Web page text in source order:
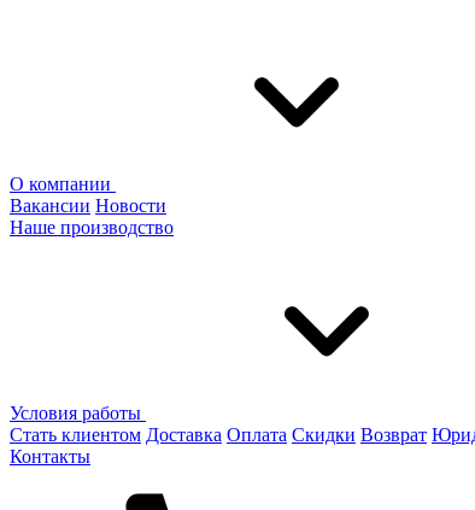
О компании
Вакансии Новости
Наше производство
Условия работы
Стать клиентом Доставка Оплата Скидки Возврат
Контакты